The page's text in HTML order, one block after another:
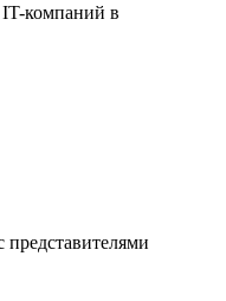
IT-компаний в